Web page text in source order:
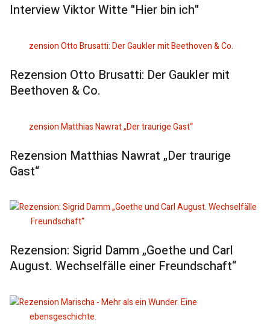
Interview Viktor Witte "Hier bin ich"
Rezension Otto Brusatti: Der Gaukler mit
Beethoven & Co.
Rezension Matthias Nawrat „Der traurige
Gast“
Rezension: Sigrid Damm „Goethe und Carl
August. Wechselfälle einer Freundschaft“